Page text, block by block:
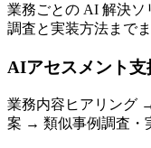
業務ごとの AI 解決ソ
調査と実装方法まで
AIアセスメント支
業務内容ヒアリング
案 → 類似事例調査・